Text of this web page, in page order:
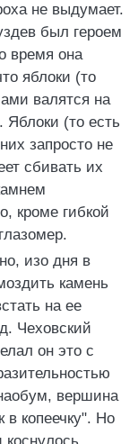
не выдумает.
был героем
время она
яблоки (то
валятся на
Яблоки (то есть
запросто не
сбивать их
кроме гибкой
изо дня в
камень
на ее
Чеховский
он это с
вершина
в копеечку". Но